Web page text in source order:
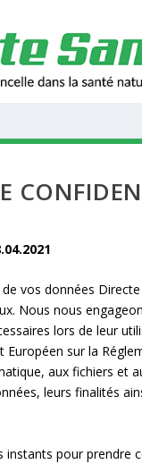
vos données
Nous nous
lors de leur
sur la
aux fichiers et
leurs finalités
instants pour prendre